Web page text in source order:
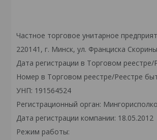
Частное торговое унитарное
220141, г. Минск, ул. Франциска
Дата регистрации в Торговом
Номер в Торговом реестре/Реестре
УНП: 191564524
Регистрационный орган:
Дата регистрации компании: 18.05.2012
Режим работы: